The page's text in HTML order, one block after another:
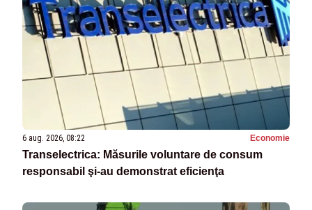
6 aug. 2026, 08:22 Economie
Transelectrica: Măsurile voluntare de consum
responsabil şi-au demonstrat eficienţa